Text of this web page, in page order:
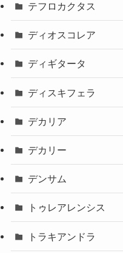
テフロカクタス
ディオスコレア
ディギタータ
ディスキフェラ
デカリア
デカリー
デンサム
トゥレアレンシス
トラキアンドラ